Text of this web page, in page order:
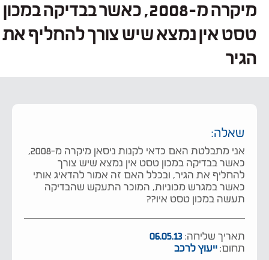
מיקרה מ-2008, כאשר בבדיקה במכון
טסט אין נמצא שיש צורך להחליף את
הגיר
שאלה:
אני מתבלטת האם כדאי לקנות ניסאן מיקרה מ-2008,
כאשר בבדיקה במכון טסט אין נמצא שיש צורך
להחליף את הגיר, ובכלל האם זה אמור להדאיג אותי
כאשר במגרש מכוניות, המוכר התעקש שהבדיקה
תעשה במכון טסט איו??
תאריך שליחה: 06.05.13
תחום:ייעוץ לרכב